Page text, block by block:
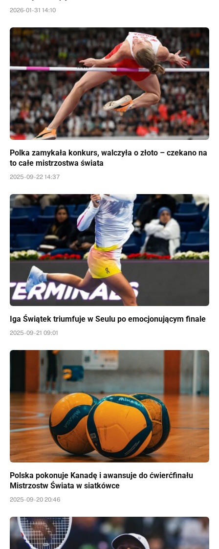
2026-01-31 14:10
Polka zamykała konkurs, walczyła o złoto – czekano na
to całe mistrzostwa świata
2025-09-22 14:37
Iga Świątek triumfuje w Seulu po emocjonującym finale
2025-09-21 09:01
Polska pokonuje Kanadę i awansuje do ćwierćfinału
Mistrzostw Świata w siatkówce
2025-09-20 20:46